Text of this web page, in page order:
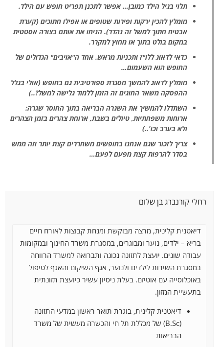
תלוי בגיל הילד כמובן… אפשר לתכנן תפריט חופש עם הילד.
מומלץ להכין ירקות ופירות שטופים או אפילו חתוכים (קערת
אבטיח חתוך למשל זה נהדר). הניחו את אותם בצורה אסטטית
במקום בולט בתוך או מחוץ למקרר.
כדאי לדאוג ללו"ז ותכניות מראש. אחד ה"אויבים" הגדולים של
החופש הוא השעמום…
מומלץ לדאוג להמשך מסגרת ספורטיבית גם בחופש (אולי בגלל
ההפסקה משאר החוגים זה הזמן ללמוד גלישה למשל?..)
השתדלו להמשיך את השגרה הבריאה בתוך החוסר שגרה:
ארוחות משפחתיות, טיולים בשבת, ארוחת צהרים בזמן הצהרים
ולא בערב וכו'..)
צריך לזכור שגם אנחנו בחופשים משחררים קצת יותר וזה ממש
בסדר להרפות קצת מפעם לפעם…
רחלי קורנברג בן שלום
דיאטנית קלינית, מרצה מבוקשת ומנחת קבוצות לאורח חיים
בריא – ילדים, נוער ומבוגרים, במסגרת משרד החינוך ובמקומות
עבודה שונים. יועצת לתזונה נכונה ותברואה למשרד הרווחה
במסגרת השירות לילדים ולנוער, אגף השיקום והאגף לטיפול
באוכלוסייה עם אוטיזם. בעלת ניסיון עשיר כיועצת תזונתית
בתעשיית המזון.
דיאטנית קלינית, בוגרת תואר ראשון במדעי התזונה
(B.Sc) של מכללת תל חי והכשרה מעשית של משרד
הבריאות